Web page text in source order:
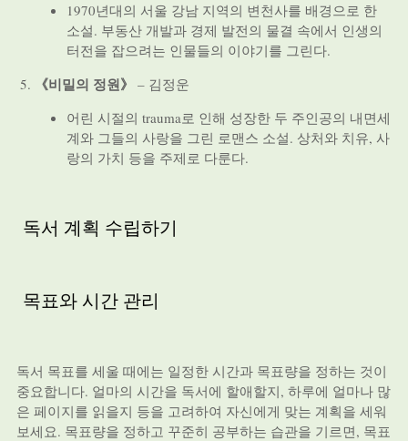
1970년대의 서울 강남 지역의 변천사를 배경으로 한
소설. 부동산 개발과 경제 발전의 물결 속에서 인생의
터전을 잡으려는 인물들의 이야기를 그린다.
《비밀의 정원》 – 김정운
어린 시절의 trauma로 인해 성장한 두 주인공의 내면세
계와 그들의 사랑을 그린 로맨스 소설. 상처와 치유, 사
랑의 가치 등을 주제로 다룬다.
독서 계획 수립하기
목표와 시간 관리
독서 목표를 세울 때에는 일정한 시간과 목표량을 정하는 것이
중요합니다. 얼마의 시간을 독서에 할애할지, 하루에 얼마나 많
은 페이지를 읽을지 등을 고려하여 자신에게 맞는 계획을 세워
보세요. 목표량을 정하고 꾸준히 공부하는 습관을 기르면, 목표